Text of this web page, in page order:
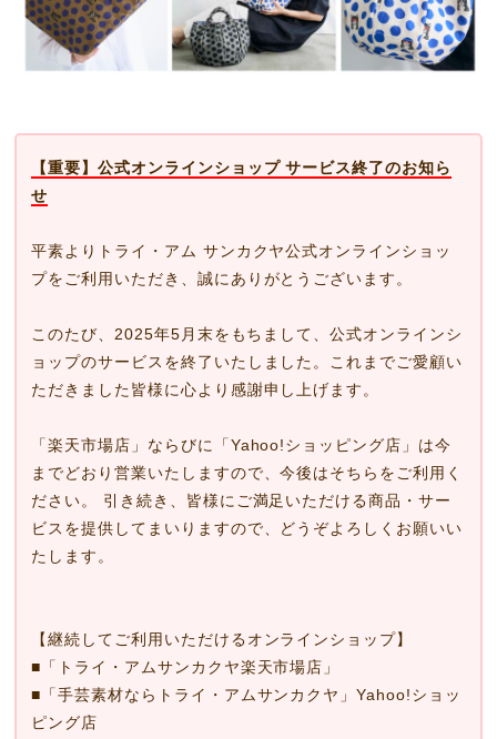
【重要】公式オンラインショップ サービス終了のお知ら
せ
平素よりトライ・アム サンカクヤ公式オンラインショッ
プをご利用いただき、誠にありがとうございます。
このたび、2025年5月末をもちまして、公式オンラインシ
ョップのサービスを終了いたしました。これまでご愛顧い
ただきました皆様に心より感謝申し上げます。
「楽天市場店」ならびに「Yahoo!ショッピング店」は今
までどおり営業いたしますので、今後はそちらをご利用く
ださい。 引き続き、皆様にご満足いただける商品・サー
ビスを提供してまいりますので、どうぞよろしくお願いい
たします。
【継続してご利用いただけるオンラインショップ】
■ 「トライ・アムサンカクヤ楽天市場店」
■ 「手芸素材ならトライ・アムサンカクヤ」Yahoo!ショッ
ピング店